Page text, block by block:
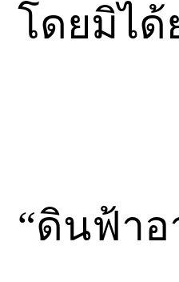
โดยมิได้
“ดินฟ้า